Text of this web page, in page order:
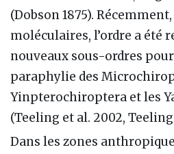
(Dobson 1875).
moléculaires, l’ordre a été
nouveaux sous-ordres
paraphylie des
Yinpterochiroptera et les
(Teeling et al. 2002,
Dans les zones